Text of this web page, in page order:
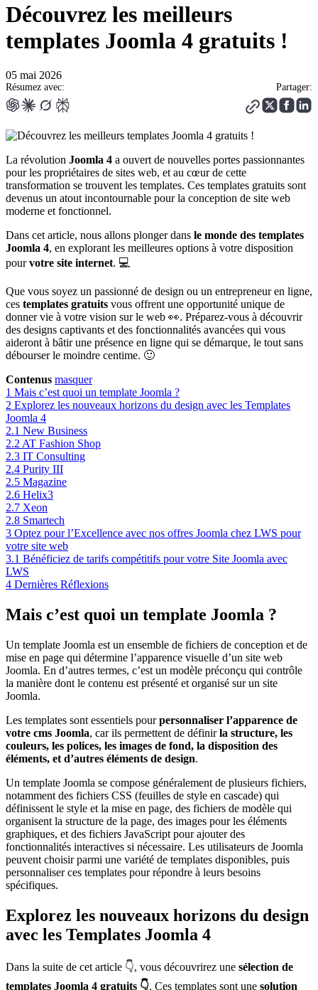
Découvrez les meilleurs
templates Joomla 4 gratuits !
05 mai 2026
Résumez avec: Partager:
La révolution Joomla 4 a ouvert de nouvelles portes passionnantes
pour les propriétaires de sites web, et au cœur de cette
transformation se trouvent les templates. Ces templates gratuits sont
devenus un atout incontournable pour la conception de site web
moderne et fonctionnel.
Dans cet article, nous allons plonger dans le monde des templates
Joomla 4, en explorant les meilleures options à votre disposition
pourvotre site internet. 💻
Que vous soyez un passionné de design ou un entrepreneur en ligne,
ces templates gratuits vous offrent une opportunité unique de
donner vie à votre vision sur le web 👀. Préparez-vous à découvrir
des designs captivants et des fonctionnalités avancées qui vous
aideront à bâtir une présence en ligne qui se démarque, le tout sans
débourser le moindre centime. 🙂
Contenus masquer
1 Mais c’est quoi un template Joomla ?
2 Explorez les nouveaux horizons du design avec les Templates
Joomla 4
2.1 New Business
2.2 AT Fashion Shop
2.3 IT Consulting
2.4 Purity III
2.5 Magazine
2.6 Helix3
2.7 Xeon
2.8 Smartech
3 Optez pour l’Excellence avec nos offres Joomla chez LWS pour
votre site web
3.1 Bénéficiez de tarifs compétitifs pour votre Site Joomla avec
LWS
4 Dernières Réflexions
Mais c’est quoi un template Joomla ?
Un template Joomla est un ensemble de fichiers de conception et de
mise en page qui détermine l’apparence visuelle d’un site web
Joomla. En d’autres termes, c’est un modèle préconçu qui contrôle
la manière dont le contenu est présenté et organisé sur un site
Joomla.
Les templates sont essentiels pourpersonnaliser l’apparence de
votre cms Joomla, car ils permettent de définirla structure, les
couleurs, les polices, les images de fond, la disposition des
éléments, et d’autres éléments de design.
Un template Joomla se compose généralement de plusieurs fichiers,
notamment des fichiers CSS (feuilles de style en cascade) qui
définissent le style et la mise en page, des fichiers de modèle qui
organisent la structure de la page, des images pour les éléments
graphiques, et des fichiers JavaScript pour ajouter des
fonctionnalités interactives si nécessaire. Les utilisateurs de Joomla
peuvent choisir parmi une variété de templates disponibles, puis
personnaliser ces templates pour répondre à leurs besoins
spécifiques.
Explorez les nouveaux horizons du design
avec les Templates Joomla 4
Dans la suite de cet article 👇, vous découvrirez une sélection de
templates Joomla 4 gratuits 👇. Ces templates sont une solution